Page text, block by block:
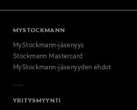
MYSTOCKMANN
MyStockmann-jäsenyys
Stockmann Mastercard
MyStockmann-jäsenyyden ehdot
YRITYSMYYNTI